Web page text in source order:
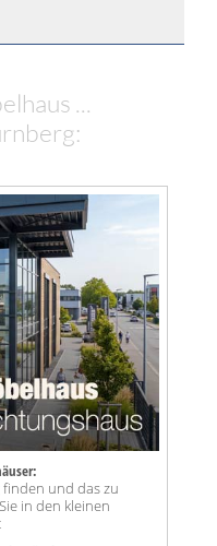
...
und das zu
in den kleinen